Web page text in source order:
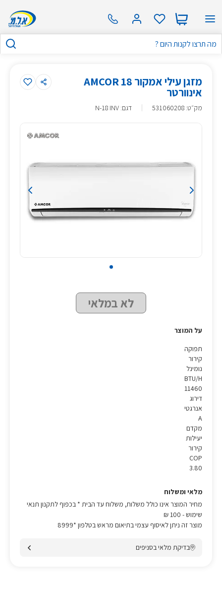
מזגן עילי אמקור AMCOR 18
אינוורטר
מק״ט:
531060208 דגם: N-18 INV
לא במלאי
על המוצר
תפוקה
קירור
נומינל
BTU/H
11460
דירוג
אנרגטי
A
מקדם
יעילות
קירור
COP
3.80
מלאי ומשלוח
מחיר המוצר אינו כולל משלוח, משלוח עד הבית * בכפוף לתקנון תנאי
שימוש- 100 ₪
מוצר זה ניתן לאיסוף עצמי בתיאום מראש בטלפון *8999
בדיקת מלאי בסניפים